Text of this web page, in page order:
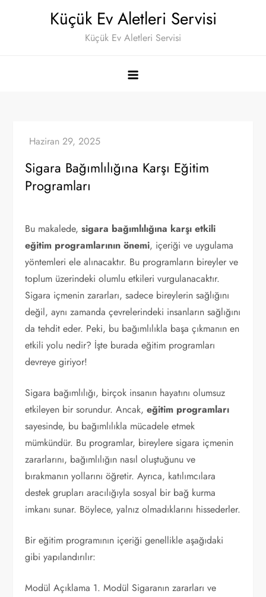
Küçük Ev Aletleri Servisi
Küçük Ev Aletleri Servisi
Sigara Bağımlılığına Karşı Eğitim
Programları
Bu makalede,sigara bağımlılığına karşı etkili
eğitim programlarının önemi, içeriği ve uygulama
yöntemleri ele alınacaktır. Bu programların bireyler ve
toplum üzerindeki olumlu etkileri vurgulanacaktır.
Sigara içmenin zararları, sadece bireylerin sağlığını
değil, aynı zamanda çevrelerindeki insanların sağlığını
da tehdit eder. Peki, bu bağımlılıkla başa çıkmanın en
etkili yolu nedir? İşte burada eğitim programları
devreye giriyor!
Sigara bağımlılığı, birçok insanın hayatını olumsuz
etkileyen bir sorundur. Ancak,eğitim programları
sayesinde, bu bağımlılıkla mücadele etmek
mümkündür. Bu programlar, bireylere sigara içmenin
zararlarını, bağımlılığın nasıl oluştuğunu ve
bırakmanın yollarını öğretir. Ayrıca, katılımcılara
destek grupları aracılığıyla sosyal bir bağ kurma
imkanı sunar. Böylece, yalnız olmadıklarını hissederler.
Bir eğitim programının içeriği genellikle aşağıdaki
gibi yapılandırılır:
Modül Açıklama 1. Modül Sigaranın zararları ve